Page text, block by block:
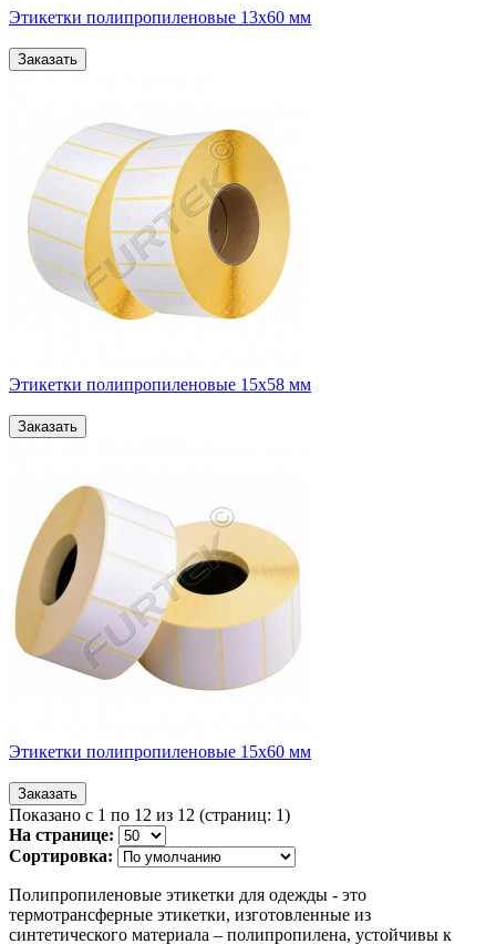
Этикетки полипропиленовые 13х60 мм
Этикетки полипропиленовые 15х58 мм
Этикетки полипропиленовые 15х60 мм
Показано с 1 по 12 из 12 (страниц: 1)
На странице:
Сортировка:
Полипропиленовые этикетки для одежды - это
термотрансферные этикетки, изготовленные из
синтетического материала – полипропилена, устойчивы к